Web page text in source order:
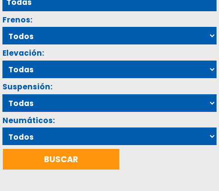
Frenos:
Elevación:
Suspensión:
Neumáticos: